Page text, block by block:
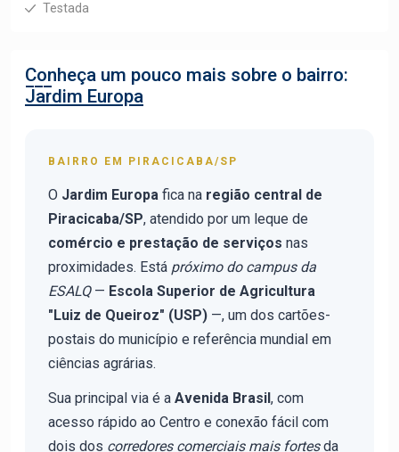
Testada
Conheça um pouco mais sobre o bairro:
Jardim Europa
BAIRRO EM PIRACICABA/SP
O Jardim Europa fica na região central de
Piracicaba/SP, atendido por um leque de
comércio e prestação de serviços nas
proximidades. Está próximo do campus da
ESALQ— Escola Superior de Agricultura
"Luiz de Queiroz" (USP) —, um dos cartões-
postais do município e referência mundial em
ciências agrárias.
Sua principal via é a Avenida Brasil , com
acesso rápido ao Centro e conexão fácil com
dois dos corredores comerciais mais fortesda